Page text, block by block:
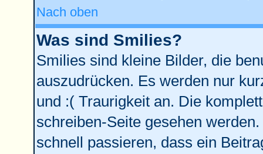
Nach oben
Was sind Smilies?
Smilies sind kleine Bilder, die
auszudrücken. Es werden nur
und :( Traurigkeit an. Die
schreiben-Seite gesehen
schnell passieren, dass ein